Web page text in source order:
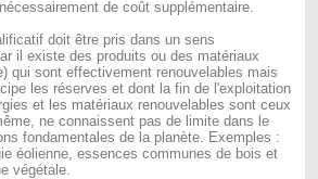
de coût supplémentaire.
doit être pris dans un sens
il existe des produits ou des matériaux
qui sont effectivement renouvelables mais
les réserves et dont la fin de l'exploitation
et les matériaux renouvelables sont ceux
ne connaissent pas de limite dans le
fondamentales de la planète. Exemples :
éolienne, essences communes de bois et
végétale.